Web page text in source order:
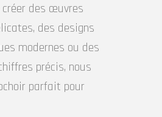
des œuvres
des designs
modernes ou des
précis, nous
parfait pour